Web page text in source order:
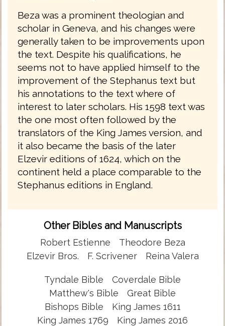
Beza was a prominent theologian and
scholar in Geneva, and his changes were
generally taken to be improvements upon
the text. Despite his qualifications, he
seems not to have applied himself to the
improvement of the Stephanus text but
his annotations to the text where of
interest to later scholars. His 1598 text was
the one most often followed by the
translators of the King James version, and
it also became the basis of the later
Elzevir editions of 1624, which on the
continent held a place comparable to the
Stephanus editions in England.
Other Bibles and Manuscripts
Robert Estienne
Theodore Beza
Elzevir Bros.
F. Scrivener Reina Valera
Tyndale Bible
Coverdale Bible
Matthew's Bible
Great Bible
Bishops Bible
King James 1611
King James 1769
King James 2016